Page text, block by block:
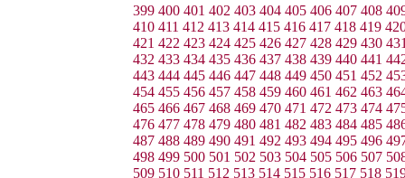
399 400 401 402 403 404 405 406 407 408
410 411 412 413 414 415 416 417 418 419
421 422 423 424 425 426 427 428 429 430
432 433 434 435 436 437 438 439 440 441
443 444 445 446 447 448 449 450 451 452
454 455 456 457 458 459 460 461 462 463
465 466 467 468 469 470 471 472 473 474
476 477 478 479 480 481 482 483 484 485
487 488 489 490 491 492 493 494 495 496
498 499 500 501 502 503 504 505 506 507
509 510 511 512 513 514 515 516 517 518